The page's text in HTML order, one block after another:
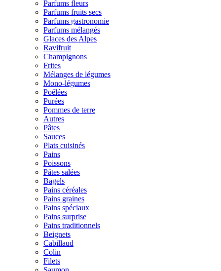
Parfums fleurs
Parfums fruits secs
Parfums gastronomie
Parfums mélangés
Glaces des Alpes
Ravifruit
Champignons
Frites
Mélanges de légumes
Mono-légumes
Poêlées
Purées
Pommes de terre
Autres
Pâtes
Sauces
Plats cuisinés
Pains
Poissons
Pâtes salées
Bagels
Pains céréales
Pains graines
Pains spéciaux
Pains surprise
Pains traditionnels
Beignets
Cabillaud
Colin
Filets